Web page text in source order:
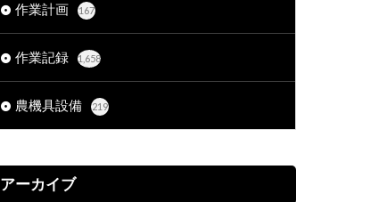
作業計画 167
作業記録 1,658
農機具設備 219
アーカイブ